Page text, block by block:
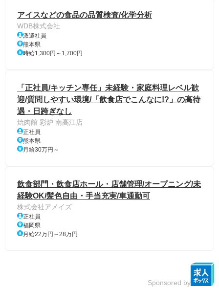
アイスなどの食品の品質検査/化学分析
WDB株式会社
派遣社員
熊本県
時給1,300円～1,700円
「正社員/キッチン専任」未経験・家庭料理レベル歓
迎/質問しやすい環境/「飲食店でこんなに!?」の高待
遇・日跨ぎなし
焼肉館 彩炉 南高江店
正社員
熊本県
月給30万円～
飲食部門・飲食店ホール・店舗管理/オープニング/未
経験OK/髪色自由・手当充実/車通勤可
株式会社アメイズ
正社員
福岡県
月給22万円～28万円
Sponsored by